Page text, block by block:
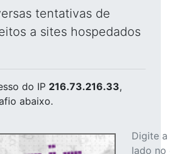
tentativas de
a sites hospedados
do IP 216.73.216.33,
abaixo.
Digite
lado no